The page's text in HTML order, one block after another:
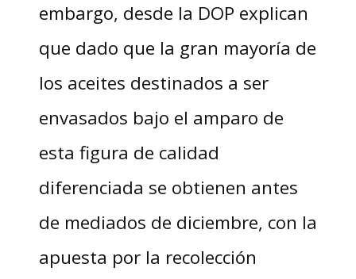
embargo, desde la DOP explican
que dado que la gran mayoría de
los aceites destinados a ser
envasados bajo el amparo de
esta figura de calidad
diferenciada se obtienen antes
de mediados de diciembre, con la
apuesta por la recolección